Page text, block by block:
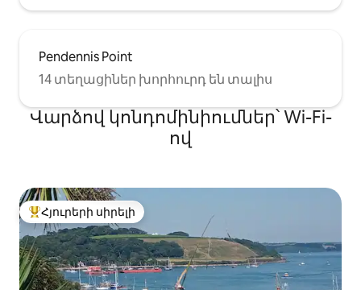
Pendennis Point
14 տեղացիներ խորհուրդ են տալիս
Վարձով կոնդոմինիումներ՝ Wi-Fi-
ով
Հյուրերի սիրելի լավագույն տները
Հյուրերի սիրելի